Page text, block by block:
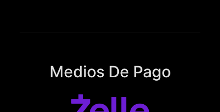
Medios De Pago